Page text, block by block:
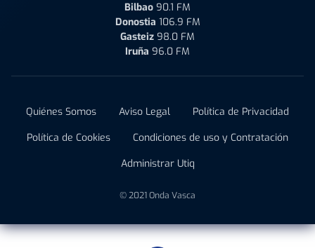
Bilbao 90.1 FM
Donostia 106.9 FM
Gasteiz 98.0 FM
Iruña 96.0 FM
Quiénes Somos Aviso Legal
Política de Privacidad
Política de Cookies
Condiciones de uso y Contratación
Administrar Utiq
© 2021 Onda Vasca